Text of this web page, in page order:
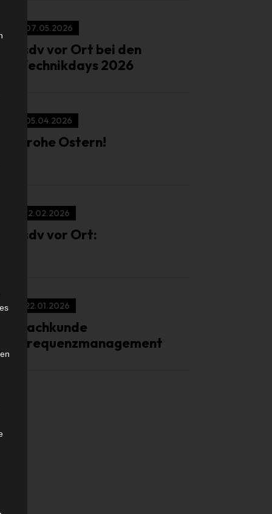
07.05.2026
isdv vor Ort bei den
Technikdays 2026
05.04.2026
Frohe Ostern!
12.02.2026
isdv vor Ort:
22.01.2026
Sachkunde
Frequenzmanagement